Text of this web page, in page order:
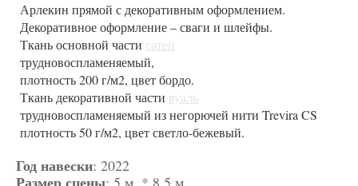
Арлекин прямой с декоративным оформлением.
Декоративное оформление – сваги и шлейфы.
Ткань основной части сатен
трудновоспламеняемый,
плотность 200 г/м2, цвет бордо.
Ткань декоративной части вуаль
трудновоспламеняемый из негорючей нити Trevira CS
плотность 50 г/м2, цвет светло-бежевый.
Задник прямой. Коэффициент драпировки 150%.
Тканьсатентрудновоспламеняемый, плотность 200 г/м2,
цвет слоновая кость.
Кулисы прямые. Тканьсатен,
плотность 200 г/м2, цвет слоновая кость
Падуга прямая.
Тканьсатентрудновоспламеняемый, плотность 200 г/м2,
цвет слоновая кость.
Антрактно-раздвижной занавес прямой.
Коэффициент драпировки 150%.
Тканьсатентрудновоспламеняемый, плотность
200 г/м2, цвет бордо.
Год навески: 2022
: 5 м. * 8,5 м.